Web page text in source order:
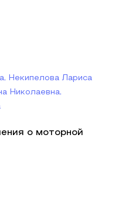
Некипелова Лариса
Николаевна,
о моторной